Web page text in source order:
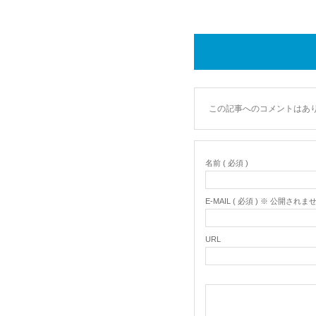
この記事へのコメントはあ
名前 ( 必須 )
E-MAIL ( 必須 ) ※ 公開されま
URL